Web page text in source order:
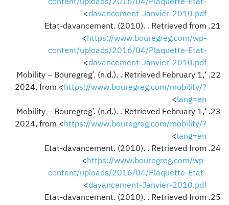
davancement-Janvier-2010.pdf
>
Etat-davancement. (2010). . Retrieved from
<https://www.bouregreg.com/wp-
content/uploads/2016/04/Plaquette-Etat-
davancement-Janvier-2010.pdf
>
‘Mobility – Bouregreg’. (n.d.). . Retrieved February 1,
2024, from <https://www.bouregreg.com/mobility/?
lang=en
>
‘Mobility – Bouregreg’. (n.d.). . Retrieved February 1,
2024, from <https://www.bouregreg.com/mobility/?
lang=en
>
Etat-davancement. (2010). . Retrieved from
<https://www.bouregreg.com/wp-
content/uploads/2016/04/Plaquette-Etat-
davancement-Janvier-2010.pdf
>
Etat-davancement. (2010). . Retrieved from